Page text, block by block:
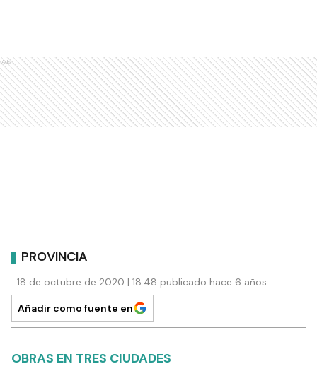
Ads
PROVINCIA
18 de octubre de 2020 | 18:48 publicado hace 6 años
Añadir como fuente en
OBRAS EN TRES CIUDADES